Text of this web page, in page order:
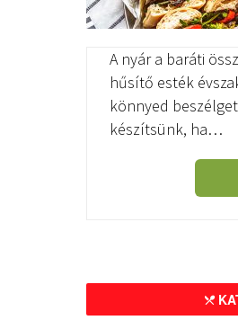
A nyár a baráti
hűsítő esték
könnyed
készítsünk, ha…